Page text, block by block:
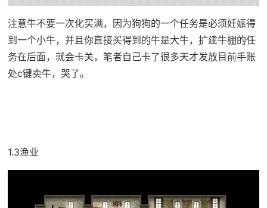
注意牛不要一次化买满，因为狗狗的一个任务是必须妊娠得
到一个小牛，并且你直接买得到的牛是大牛，扩建牛棚的任
务在后面，就会卡关，笔者自己卡了很多天才发放目前手账
处c键卖牛，哭了。
1.3渔业